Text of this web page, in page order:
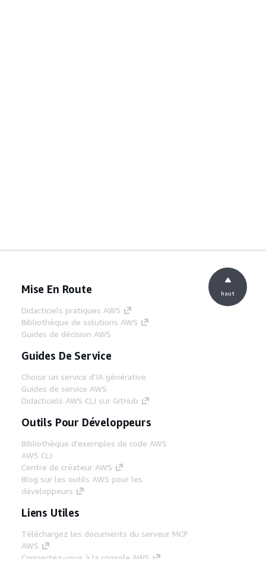
Mise En Route
Didacticiels pratiques AWS
Bibliothèque de solutions AWS
Guides de décision AWS
Guides De Service
Choisir un service d'IA générative
Guides de service AWS
Didacticiels AWS CLI sur GitHub
Outils Pour Développeurs
Bibliothèque d'exemples de code AWS
AWS CLI
Centre de créateur AWS
Blog sur les outils AWS pour les
développeurs
Liens Utiles
Téléchargez les documents du serveur MCP
AWS
Connectez-vous à la console AWS
haut